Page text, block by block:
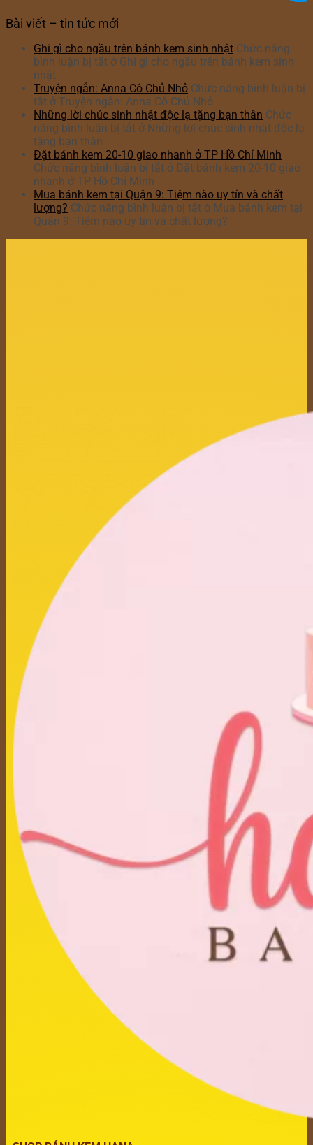
Bài viết – tin tức mới
Ghi gì cho ngầu trên bánh kem sinh nhật Chức năng
bình luận bị tắt ở Ghi gì cho ngầu trên bánh kem sinh
nhật
Truyện ngắn: Anna Cô Chủ Nhỏ Chức năng bình luận bị
tắt ở Truyện ngắn: Anna Cô Chủ Nhỏ
Những lời chúc sinh nhật độc lạ tặng bạn thân Chức
năng bình luận bị tắt ở Những lời chúc sinh nhật độc lạ
tặng bạn thân
Đặt bánh kem 20-10 giao nhanh ở TP Hồ Chí Minh
Chức năng bình luận bị tắt ở Đặt bánh kem 20-10 giao
nhanh ở TP Hồ Chí Minh
Mua bánh kem tại Quận 9: Tiệm nào uy tín và chất
lượng? Chức năng bình luận bị tắt ở Mua bánh kem tại
Quận 9: Tiệm nào uy tín và chất lượng?